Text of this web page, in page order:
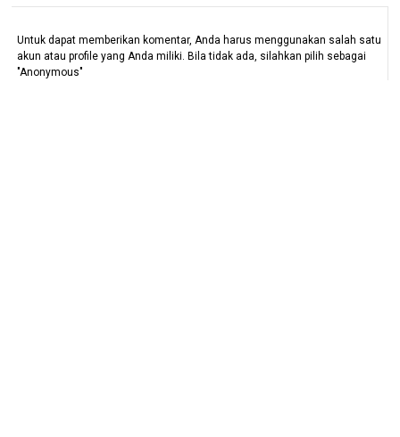
Untuk dapat memberikan komentar, Anda harus menggunakan salah satu
akun atau profile yang Anda miliki. Bila tidak ada, silahkan pilih sebagai
"Anonymous"